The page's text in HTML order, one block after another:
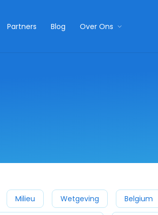
Partners Blog Over Ons
Milieu Wetgeving Belgium